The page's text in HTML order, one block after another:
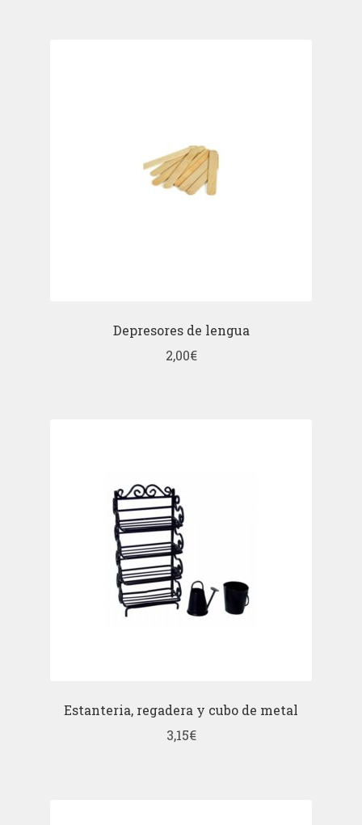
Depresores de lengua
2,00€
Estanteria, regadera y cubo de metal
3,15€